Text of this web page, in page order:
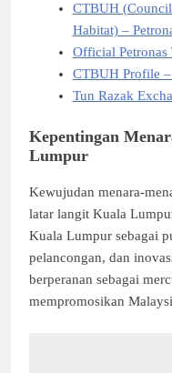
CTBUH
Habitat) –
Official Petronas
CTBUH Profile
Tun Razak
Kepentingan
Lumpur
Kewujudan menara-
latar langit Kuala
Kuala Lumpur sebagai
pelancongan, dan
berperanan sebagai
mempromosikan